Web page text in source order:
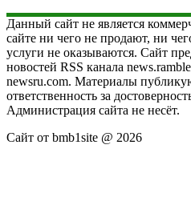
Данный сайт не является
сайте ни чего не продают, ни
услуги не оказываются. Сайт
новостей RSS канала
newsru.com. Материалы
ответственность за
Администрация сайта не несёт.
Сайт от bmb1site @ 2026